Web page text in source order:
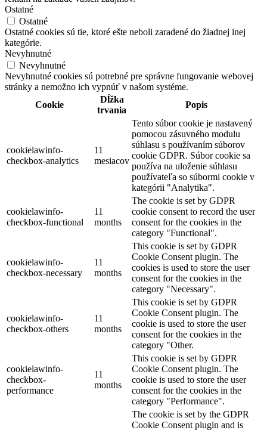
Ostatné
Ostatné
Ostatné cookies sú tie, ktoré ešte neboli zaradené do žiadnej inej
kategórie.
Nevyhnutné
Nevyhnutné
Nevyhnutné cookies sú potrebné pre správne fungovanie webovej
stránky a nemožno ich vypnúť v našom systéme.
Cookie
Dĺžka
trvania
Popis
cookielawinfo-
checkbox-analytics
11
mesiacov
Tento súbor cookie je nastavený
pomocou zásuvného modulu
súhlasu s používaním súborov
cookie GDPR. Súbor cookie sa
používa na uloženie súhlasu
používateľa so súbormi cookie v
kategórii "Analytika".
cookielawinfo-
checkbox-functional
11
months
The cookie is set by GDPR
cookie consent to record the user
consent for the cookies in the
category "Functional".
cookielawinfo-
checkbox-necessary
11
months
This cookie is set by GDPR
Cookie Consent plugin. The
cookies is used to store the user
consent for the cookies in the
category "Necessary".
cookielawinfo-
checkbox-others
11
months
This cookie is set by GDPR
Cookie Consent plugin. The
cookie is used to store the user
consent for the cookies in the
category "Other.
cookielawinfo-
checkbox-
performance
11
months
This cookie is set by GDPR
Cookie Consent plugin. The
cookie is used to store the user
consent for the cookies in the
category "Performance".
The cookie is set by the GDPR
Cookie Consent plugin and is